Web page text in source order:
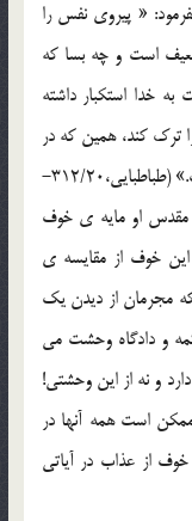
« پیروی نفس را
است و چه بسا که
به خدا استکبار داشته
ترک کند، همین که در
مقام نهی خود از آن باشد خدا هم واسع المغفرة است.» (طباطبایی،312/20-
مقدس او مایه ی خوف
خوف از مقایسه ی
مجرمان از دیدن یک
و دادگاه وحشت می
و نه از این وحشتی!
است همه آنها در
(شریعتمداری، 750/1) این خوف از عذاب در آیاتی